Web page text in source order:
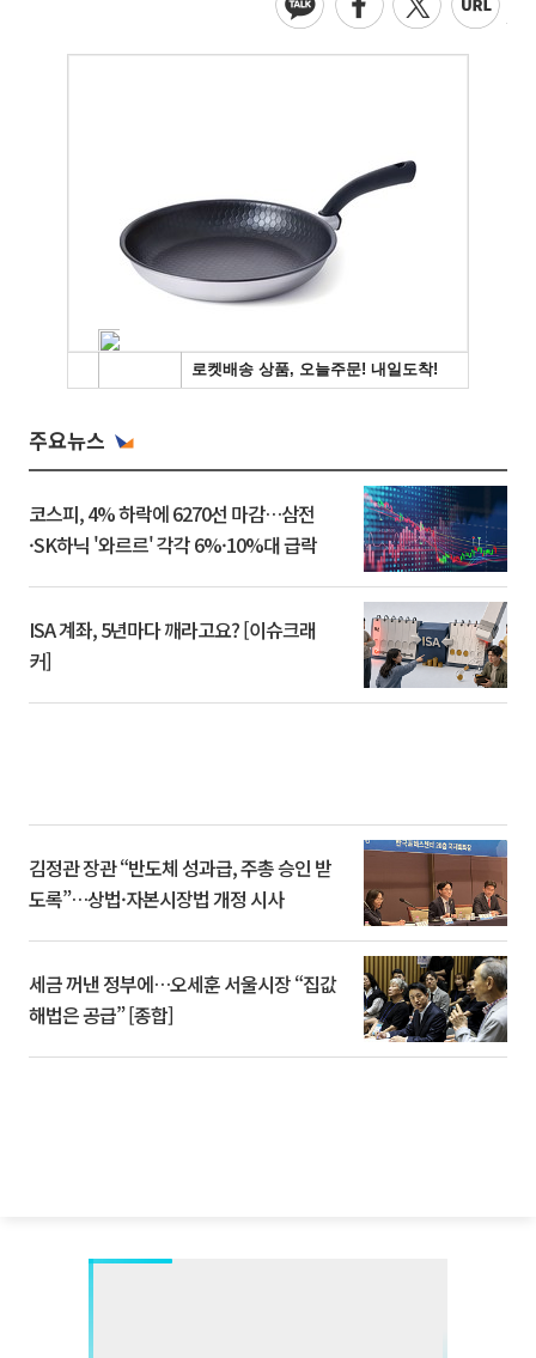
주요뉴스
코스피, 4% 하락에 6270선 마감…삼전
·SK하닉 '와르르' 각각 6%·10%대 급락
ISA 계좌, 5년마다 깨라고요? [이슈크래
커]
김정관 장관 “반도체 성과급, 주총 승인 받
도록”…상법·자본시장법 개정 시사
세금 꺼낸 정부에…오세훈 서울시장 “집값
해법은 공급” [종합]